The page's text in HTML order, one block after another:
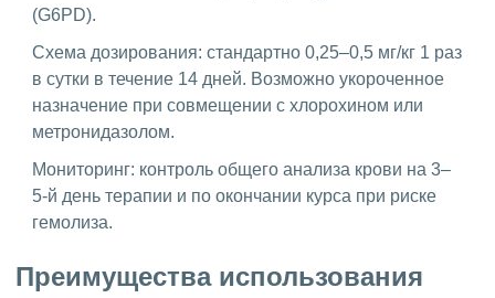
(G6PD).
Схема дозирования: стандартно 0,25–0,5 мг/кг 1 раз
в сутки в течение 14 дней. Возможно укороченное
назначение при совмещении с хлорохином или
метронидазолом.
Мониторинг: контроль общего анализа крови на 3–
5-й день терапии и по окончании курса при риске
гемолиза.
Преимущества использования